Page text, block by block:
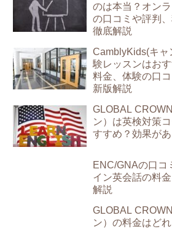
のは本当？オン
の口コミや評判
徹底解説
CamblyKids(キャ
験レッスンはお
料金、体験の口
新版解説
GLOBAL
ン）は英検対策
すすめ？効果が
ENC/GNAの口コ
イン英会話の料
解説
GLOBAL
ン）の料金はど